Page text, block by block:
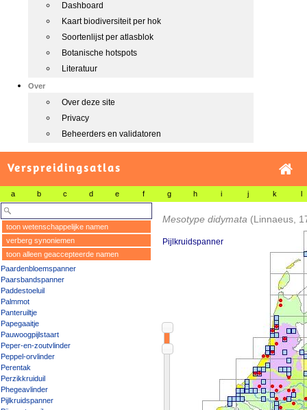
Dashboard
Kaart biodiversiteit per hok
Soortenlijst per atlasblok
Botanische hotspots
Literatuur
Over
Over deze site
Privacy
Beheerders en validatoren
Verspreidingsatlas
a b c d e f g h i j k l
toon wetenschappelijke namen
verberg synoniemen
toon alleen geaccepteerde namen
Paardenbloemspanner
Paarsbandspanner
Paddestoeluil
Palmmot
Panteruiltje
Papegaaitje
Pauwoogpijlstaart
Peper-en-zoutvlinder
Peppel-orvlinder
Perentak
Perzikkruiduil
Phegeavlinder
Pijlkruidspanner
Mesotype didymata (Linnaeus,
Pijlkruidspanner